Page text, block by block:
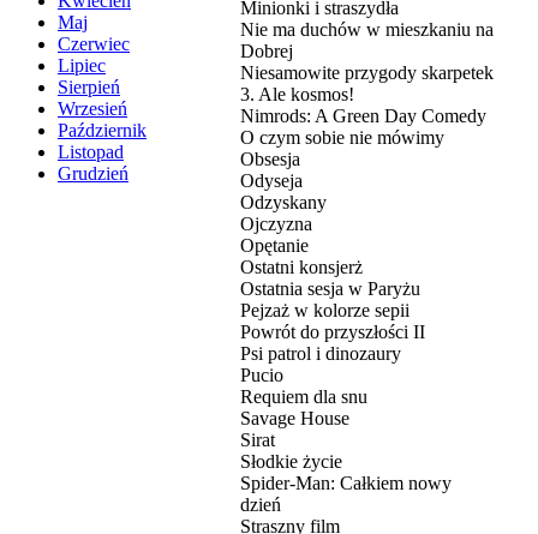
Maj
Czerwiec
Lipiec
Sierpień
Wrzesień
Październik
Listopad
Grudzień
Minionki i straszydła
Nie ma duchów w mieszkaniu na
Dobrej
Niesamowite przygody skarpetek
3. Ale kosmos!
Nimrods: A Green Day Comedy
O czym sobie nie mówimy
Obsesja
Odyseja
Odzyskany
Ojczyzna
Opętanie
Ostatni konsjerż
Ostatnia sesja w Paryżu
Pejzaż w kolorze sepii
Powrót do przyszłości II
Psi patrol i dinozaury
Pucio
Requiem dla snu
Savage House
Sirat
Słodkie życie
Spider-Man: Całkiem nowy
dzień
Straszny film